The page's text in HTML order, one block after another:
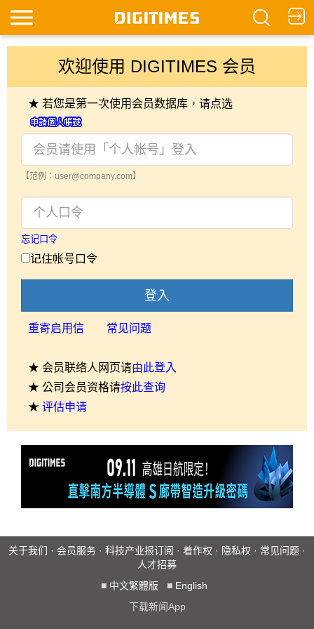
欢迎使用 DIGITIMES 会员
★ 若您是第一次使用会员数据库，请点选
【范例：user@company.com】
忘记口令
记住帐号口令
登入
重寄启用信 常见问题
★ 会员联络人网页请由此登入
★ 公司会员资格请按此查询
★ 评估申请
关于我们 · 会员服务 · 科技产业报订阅 · 着作权 · 隐私权 · 常见问题 ·
人才招募
■ 中文繁體版 ■ English
下载新闻App